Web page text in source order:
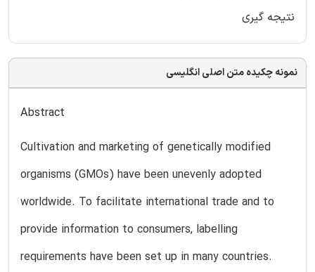
نتیجه گیری
نمونه چکیده متن اصلی انگلیسی
Abstract
Cultivation and marketing of genetically modified
organisms (GMOs) have been unevenly adopted
worldwide. To facilitate international trade and to
provide information to consumers, labelling
requirements have been set up in many countries.